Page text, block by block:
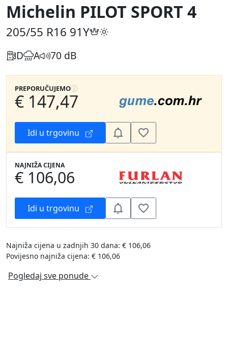
Michelin PILOT SPORT 4
205/55 R16 91Y
D A 70 dB
PREPORUČUJEMO
€ 147,47
Idi u trgovinu
NAJNIŽA CIJENA
€ 106,06
Idi u trgovinu
Najniža cijena u zadnjih 30 dana: € 106,06
Povijesno najniža cijena: € 106,06
Pogledaj sve ponude